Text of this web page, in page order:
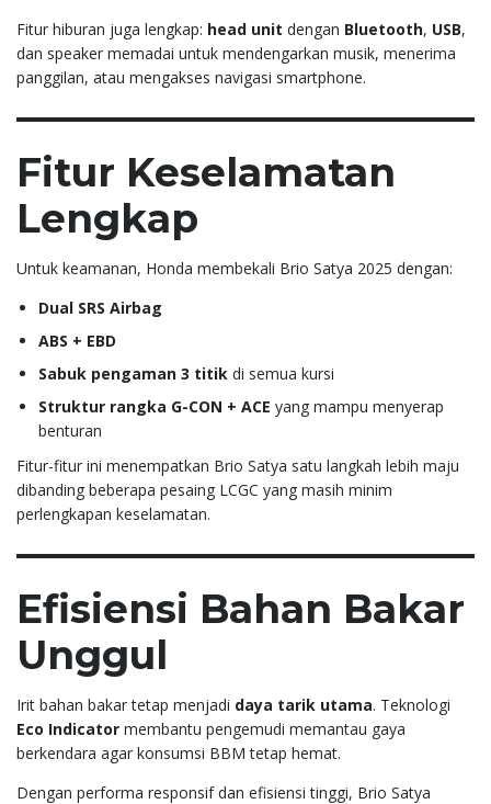
Fitur hiburan juga lengkap: head unit dengan Bluetooth, USB,
dan speaker memadai untuk mendengarkan musik, menerima
panggilan, atau mengakses navigasi smartphone.
Fitur Keselamatan
Lengkap
Untuk keamanan, Honda membekali Brio Satya 2025 dengan:
Dual SRS Airbag
ABS + EBD
Sabuk pengaman 3 titik di semua kursi
Struktur rangka G-CON + ACE yang mampu menyerap
benturan
Fitur-fitur ini menempatkan Brio Satya satu langkah lebih maju
dibanding beberapa pesaing LCGC yang masih minim
perlengkapan keselamatan.
Efisiensi Bahan Bakar
Unggul
Irit bahan bakar tetap menjadi daya tarik utama. Teknologi
Eco Indicator membantu pengemudi memantau gaya
berkendara agar konsumsi BBM tetap hemat.
Dengan performa responsif dan efisiensi tinggi, Brio Satya